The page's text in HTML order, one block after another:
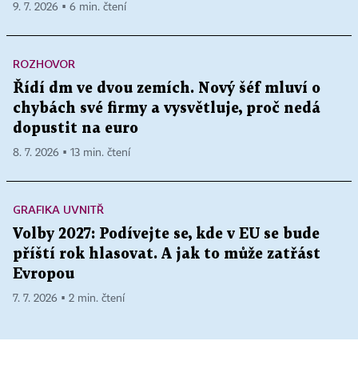
9. 7. 2026 ▪ 6 min. čtení
ROZHOVOR
Řídí dm ve dvou zemích. Nový šéf mluví o
chybách své firmy a vysvětluje, proč nedá
dopustit na euro
8. 7. 2026 ▪ 13 min. čtení
GRAFIKA UVNITŘ
Volby 2027: Podívejte se, kde v EU se bude
příští rok hlasovat. A jak to může zatřást
Evropou
7. 7. 2026 ▪ 2 min. čtení